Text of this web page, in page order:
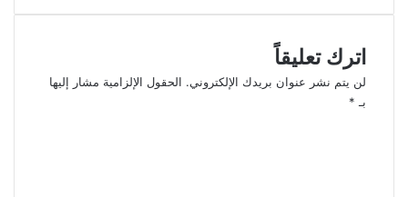
اترك تعليقاً
لن يتم نشر عنوان بريدك الإلكتروني. الحقول الإلزامية مشار إليها
بـ *